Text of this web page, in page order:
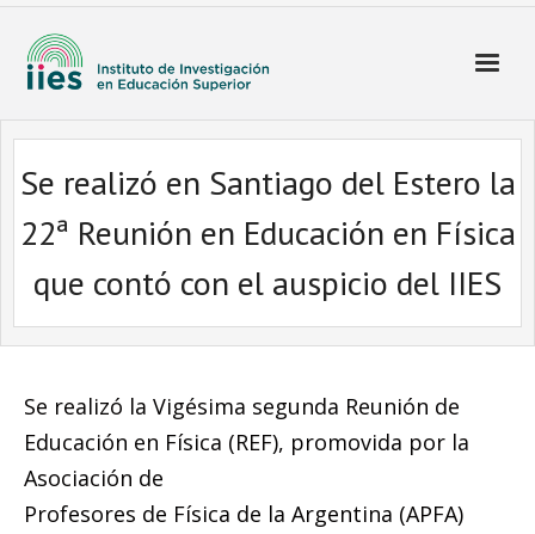
Se realizó en Santiago del Estero la
22ª Reunión en Educación en Física
que contó con el auspicio del IIES
Se realizó la Vigésima segunda Reunión de
Educación en Física (REF), promovida por la
Asociación de
Profesores de Física de la Argentina (APFA)